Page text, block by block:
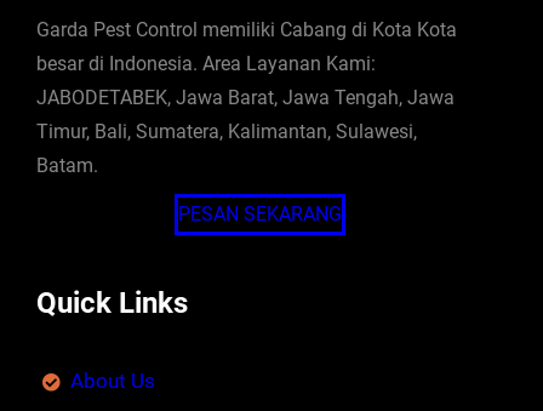
Garda Pest Control memiliki Cabang di Kota Kota
besar di Indonesia. Area Layanan Kami:
JABODETABEK, Jawa Barat, Jawa Tengah, Jawa
Timur, Bali, Sumatera, Kalimantan, Sulawesi,
Batam.
PESAN SEKARANG
Quick Links
About Us